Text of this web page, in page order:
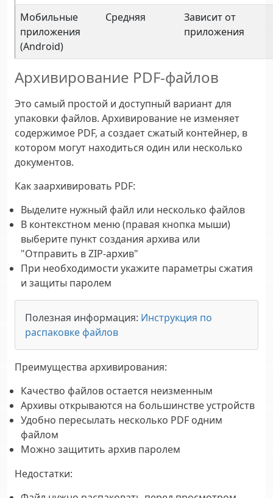
Мобильные
приложения
(Android)
Средняя
Зависит от
приложения
Архивирование PDF-файлов
Это самый простой и доступный вариант для
упаковки файлов. Архивирование не изменяет
содержимое PDF, а создает сжатый контейнер, в
котором могут находиться один или несколько
документов.
Как заархивировать PDF:
Выделите нужный файл или несколько файлов
В контекстном меню (правая кнопка мыши)
выберите пункт создания архива или
"Отправить в ZIP-архив"
При необходимости укажите параметры сжатия
и защиты паролем
Полезная информация: Инструкция по
распаковке файлов
Преимущества архивирования:
Качество файлов остается неизменным
Архивы открываются на большинстве устройств
Удобно пересылать несколько PDF одним
файлом
Можно защитить архив паролем
Недостатки: